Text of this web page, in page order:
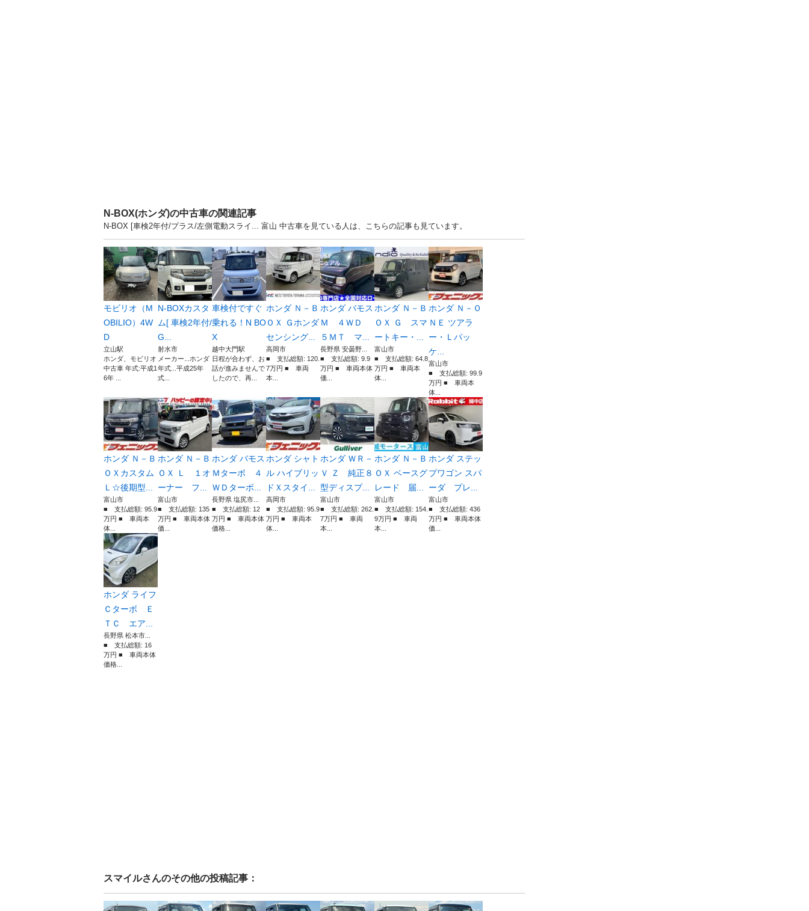
N-BOX(ホンダ)の中古車の関連記事
N-BOX [車検2年付/プラス/左側電動スライ... 富山 中古車を見ている人は、こちらの記事も見ています。
モビリオ（M
OBILIO）4W
D
立山駅
ホンダ、モビリオ
中古車 年式:平成1
6年 ...
N-BOXカスタ
ム[ 車検2年付/
G...
射水市
メーカー...ホンダ
年式...平成25年
式...
車検付ですぐ
乗れる！N BO
X
越中大門駅
日程が合わず、お
話が進みませんで
したので、再...
ホンダ Ｎ－Ｂ
ＯＸ Ｇホンダ
センシング...
高岡市
■ 支払総額: 120.
7万円 ■ 車両
本...
ホンダ バモス
Ｍ ４ＷＤ
５ＭＴ マ...
長野県 安曇野...
■ 支払総額: 9.9
万円 ■ 車両本体
価...
ホンダ Ｎ－Ｂ
ＯＸ Ｇ スマ
ートキー・...
富山市
■ 支払総額: 64.8
万円 ■ 車両本
体...
ホンダ Ｎ－Ｏ
ＮＥ ツアラ
ー・Ｌパッ
ケ...
富山市
■ 支払総額: 99.9
万円 ■ 車両本
体...
ホンダ Ｎ－Ｂ
ＯＸカスタム
Ｌ☆後期型...
富山市
■ 支払総額: 95.9
万円 ■ 車両本
体...
ホンダ Ｎ－Ｂ
ＯＸ Ｌ １オ
ーナー フ...
富山市
■ 支払総額: 135
万円 ■ 車両本体
価...
ホンダ バモス
Ｍターボ ４
ＷＤターボ...
長野県 塩尻市...
■ 支払総額: 12
万円 ■ 車両本体
価格...
ホンダ シャト
ル ハイブリッ
ドＸスタイ...
高岡市
■ 支払総額: 95.9
万円 ■ 車両本
体...
ホンダ ＷＲ－
Ｖ Ｚ 純正８
型ディスプ...
富山市
■ 支払総額: 262.
7万円 ■ 車両
本...
ホンダ Ｎ－Ｂ
ＯＸ ベースグ
レード 届...
富山市
■ 支払総額: 154.
9万円 ■ 車両
本...
ホンダ ステッ
プワゴン スパ
ーダ プレ...
富山市
■ 支払総額: 436
万円 ■ 車両本体
価...
ホンダ ライフ
Ｃターボ Ｅ
ＴＣ エア...
長野県 松本市...
■ 支払総額: 16
万円 ■ 車両本体
価格...
スマイルさんのその他の投稿記事：